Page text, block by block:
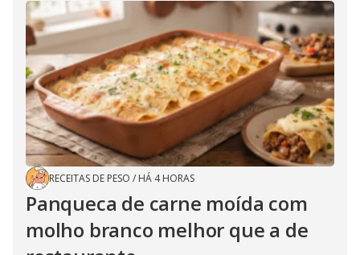
RECEITAS DE PESO / HÁ 4 HORAS
Panqueca de carne moída com
molho branco melhor que a de